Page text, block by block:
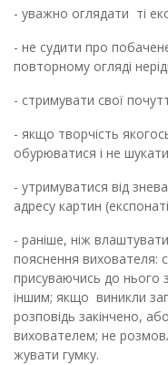
- уважно оглядати ті
- не судити про
повторному огляді
- стримувати свої
- якщо творчість
обурюватися і не
- утримуватися від
адресу картин
- раніше, ніж
пояснення вихователя:
присуваючись до
іншим; якщо виникли
розповідь закінчено,
вихователем; не
жувати гумку.